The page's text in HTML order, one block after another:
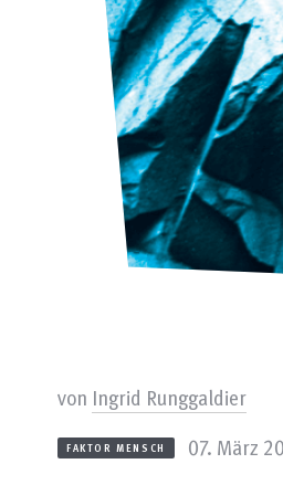
von Ingrid Runggaldier
FAKTOR MENSCH 07. März